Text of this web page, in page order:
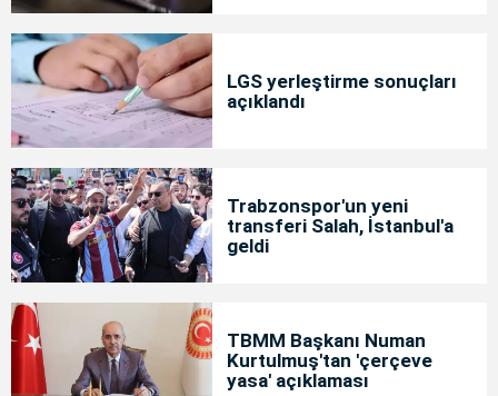
LGS yerleştirme sonuçları
açıklandı
Trabzonspor'un yeni
transferi Salah, İstanbul'a
geldi
TBMM Başkanı Numan
Kurtulmuş'tan 'çerçeve
yasa' açıklaması